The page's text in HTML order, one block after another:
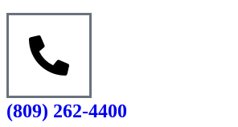
(809) 262-4400